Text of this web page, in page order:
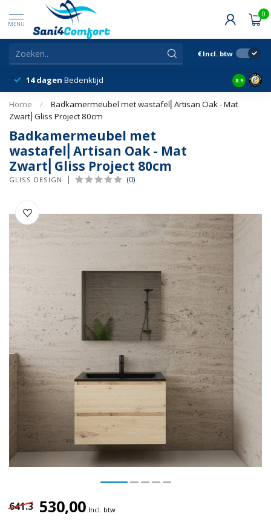
MENU
0
€ Incl. btw
14 dagen Bedenktijd Snelle
8.9
Home /
Badkamermeubel met wastafel⎢Artisan Oak - Mat
Zwart⎢Gliss Project 80cm
Badkamermeubel met
wastafel⎢Artisan Oak - Mat
Zwart⎢Gliss Project 80cm
GLISS DESIGN (0)
641.3 530,00 Incl. btw